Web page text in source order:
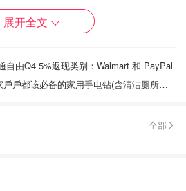
展开全文
自由Q4 5%返现类别：Walmart 和 PayPal
小家电帮大忙｜家家戶戶都该必备的家用手电钻(含清洁厕所配件)💪💪💪
全部